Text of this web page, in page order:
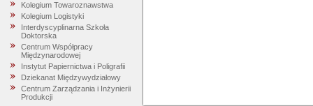
Kolegium Towaroznawstwa
Kolegium Logistyki
Interdyscyplinarna Szkoła
Doktorska
Centrum Współpracy
Międzynarodowej
Instytut Papiernictwa i Poligrafii
Dziekanat Międzywydziałowy
Centrum Zarządzania i Inżynierii
Produkcji